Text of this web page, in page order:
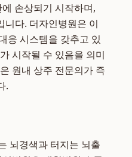
손상되기 시작하며,
니다. 더자인병원은 이
응 시스템을 갖추고 있
시작될 수 있음을 의미
원내 상주 전문의가 즉
.
뇌경색과 터지는 뇌출